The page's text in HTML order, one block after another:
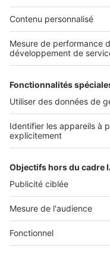
Nos solutions pro
Actualités pro
Nous contacter
Connexion à My
Espace Presse